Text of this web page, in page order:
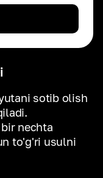
sotib olish
nechta
to'g'ri usulni